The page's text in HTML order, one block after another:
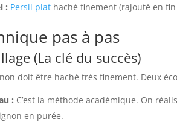
: Persil plat haché finement (rajouté en
pas à pas
(La clé du succès)
doit être haché très finement. Deux
: C’est la méthode académique. On
en purée.